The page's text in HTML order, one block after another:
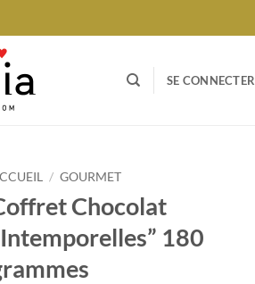
SE CONNECTER
/ GOURMET
Chocolat
180